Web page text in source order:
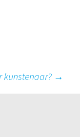
kunstenaar? →